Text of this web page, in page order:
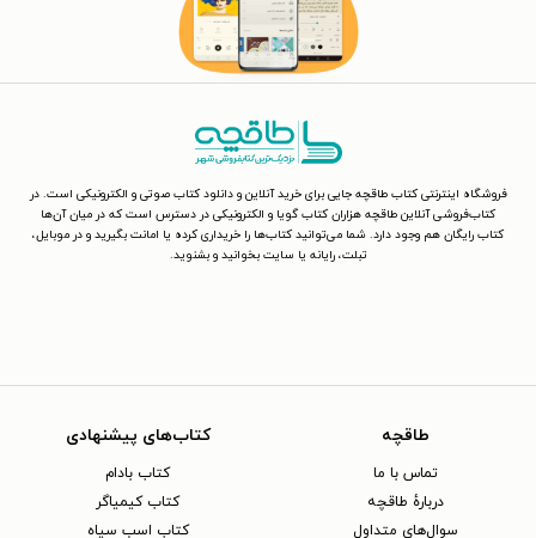
فروشگاه اینترنتی کتاب طاقچه جایی برای خرید آنلاین و دانلود کتاب صوتی و الکترونیکی است. در
کتاب‌فروشی آنلاین طاقچه هزاران کتاب گویا و الکترونیکی در دسترس است که در میان آن‌ها
کتاب رایگان هم وجود دارد. شما می‌توانید کتاب‌ها را خریداری کرده یا امانت بگیرید و در موبایل،
تبلت، رایانه یا سایت بخوانید و بشنوید.
طاقچه
تماس با ما
دربارهٔ طاقچه
سوال‌های متداول
کتاب‌های پیشنهادی
کتاب بادام
کتاب کیمیاگر
کتاب اسب سیاه